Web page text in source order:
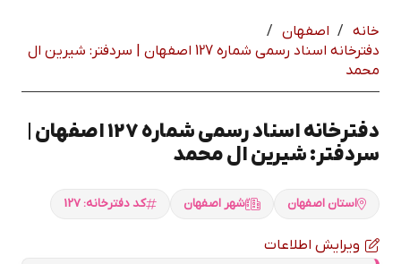
خانه / اصفهان /
دفترخانه اسناد رسمی شماره 127 اصفهان | سردفتر: شيرين ال
محمد
دفترخانه اسناد رسمی شماره 127 اصفهان |
سردفتر: شيرين ال محمد
استان اصفهان شهر اصفهان کد دفترخانه: 127
ویرایش اطلاعات